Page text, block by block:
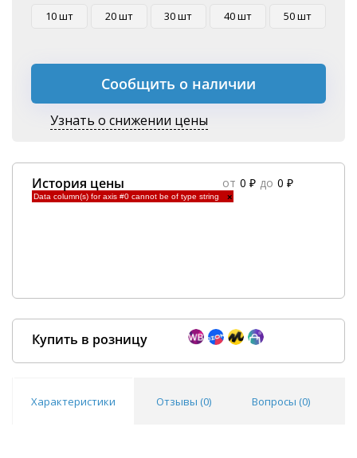
10 шт 20 шт 30 шт 40 шт 50 шт
Сообщить о наличии
Узнать о снижении цены
История цены от 0 ₽ до 0 ₽
Data column(s) for axis #0 cannot be of type string ×
Купить в розницу
Характеристики Отзывы (0) Вопросы (0)